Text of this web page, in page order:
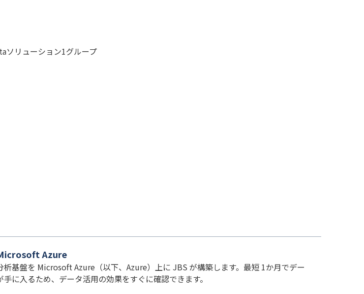
ソリューション1グループ
Azure
基盤を Microsoft Azure（以下、Azure）上に JBS が構築します。最短 1か月でデー
に入るため、データ活用の効果をすぐに確認できます。